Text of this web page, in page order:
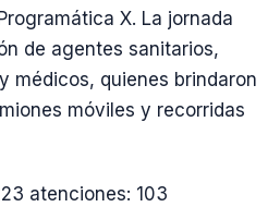
X. La jornada
de agentes sanitarios,
médicos, quienes brindaron
móviles y recorridas
atenciones: 103